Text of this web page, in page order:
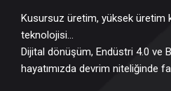
Kusursuz üretim, yüksek üretim
teknolojisi…
Dijital dönüşüm, Endüstri 4.0 ve
hayatımızda devrim niteliğinde